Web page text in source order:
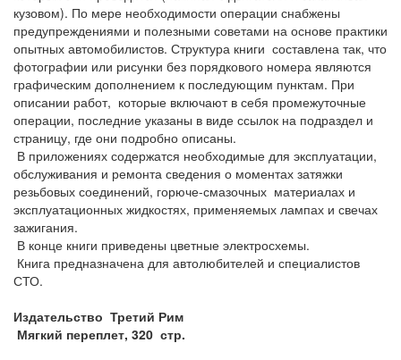
кузовом). По мере необходимости операции снабжены
предупреждениями и полезными советами на основе практики
опытных автомобилистов. Структура книги составлена так, что
фотографии или рисунки без порядкового номера являются
графическим дополнением к последующим пунктам. При
описании работ, которые включают в себя промежуточные
операции, последние указаны в виде ссылок на подраздел и
страницу, где они подробно описаны.
В приложениях содержатся необходимые для эксплуатации,
обслуживания и ремонта сведения о моментах затяжки
резьбовых соединений, горюче-смазочных материалах и
эксплуатационных жидкостях, применяемых лампах и свечах
зажигания.
В конце книги приведены цветные электросхемы.
Книга предназначена для автолюбителей и специалистов
СТО.
Издательство Третий Рим
Мягкий переплет, 320 стр.